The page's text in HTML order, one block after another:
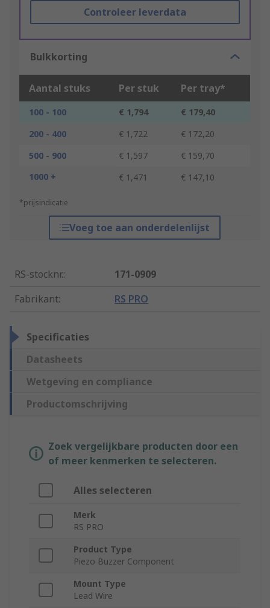
Controleer leverdata
Bulkkorting
Aantal stuks Per stuk Per tray*
100 - 100 € 1,794
€ 179,40
200 - 400
€ 1,722
€ 172,20
500 - 900
€ 1,597
€ 159,70
1000 +
€ 1,471 € 147,10
*prijsindicatie
Voeg toe aan onderdelenlijst
RS-stocknr.:
171-0909
Fabrikant: RS PRO
Specificaties
Datasheets
Wetgeving en compliance
Productomschrijving
Zoek vergelijkbare producten door een
of meer kenmerken te selecteren.
Alles selecteren
Merk
RS PRO
Product Type
Piezo Buzzer Component
Mount Type
Lead Wire